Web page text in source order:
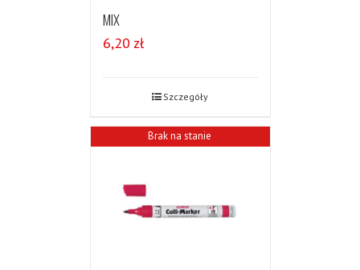
MIX
6,20 zł
Szczegóły
Brak na stanie